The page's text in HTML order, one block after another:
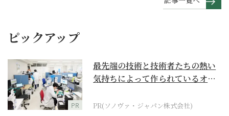
ピックアップ
PR
最先端の技術と技術者たちの熱い
気持ちによって作られているオー
PR(ソノヴァ・ジャパン株式会社)